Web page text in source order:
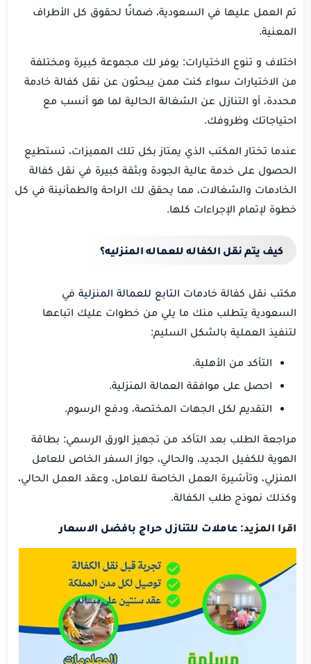
تم العمل عليها في السعودية، ضمانًا لحقوق كل الأطراف
المعنية.
اختلاف و تنوع الاختيارات: يوفر لك مجموعة كبيرة ومختلفة
من الاختيارات سواء كنت ممن يبحثون عن نقل كفالة خادمة
محددة، أو التنازل عن الشغالة الحالية لما هو أنسب مع
احتياجاتك وظروفك.
عندما تختار المكتب الذي يمتاز بكل تلك المميزات، تستطيع
الحصول على خدمة عالية الجودة وبثقة كبيرة في نقل كفالة
الخادمات والشغالات، مما يحقق لك الراحة والطمأنينة في كل
خطوة لإتمام الإجراءات كلها.
كيف يتم نقل الكفاله للعماله المنزليه؟
مكتب نقل كفالة خادمات التابع للعمالة المنزلية في
السعودية يتطلب منك ما يلي من خطوات عليك اتباعها
لتنفيذ العملية بالشكل السليم:
التأكد من الأهلية.
احصل على موافقة العمالة المنزلية.
التقديم لكل الجهات المختصة، ودفع الرسوم.
مراجعة الطلب بعد التأكد من تجهيز الورق الرسمي: بطاقة
الهوية للكفيل الجديد، والحالي، جواز السفر الخاص للعامل
المنزلي، وتأشيرة العمل الخاصة للعامل، وعقد العمل الحالي،
وكذلك نموذج طلب الكفالة.
اقرا المزيد: عاملات للتنازل حراج بافضل الاسعار